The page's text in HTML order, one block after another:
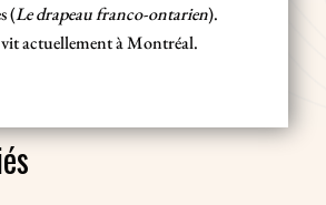
(Le drapeau franco-ontarien).
actuellement à Montréal.